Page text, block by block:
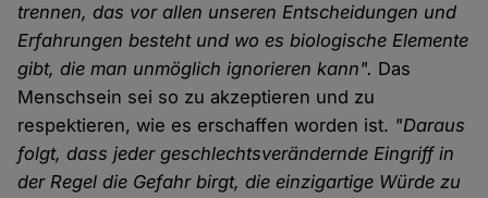
trennen, das vor allen unseren Entscheidungen und
Erfahrungen besteht und wo es biologische Elemente
gibt, die man unmöglich ignorieren kann". Das
Menschsein sei so zu akzeptieren und zu
respektieren, wie es erschaffen worden ist. "Daraus
folgt, dass jeder geschlechtsverändernde Eingriff in
der Regel die Gefahr birgt, die einzigartige Würde zu